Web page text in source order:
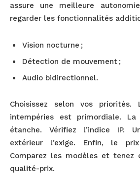
assure une meilleure
regarder les fonctionnalités
Vision nocturne ;
Détection de mouvement ;
Audio bidirectionnel.
Choisissez selon vos priorités.
intempéries est primordiale.
étanche. Vérifiez l’indice IP.
extérieur l’exige. Enfin, le
Comparez les modèles et tenez
qualité-prix.